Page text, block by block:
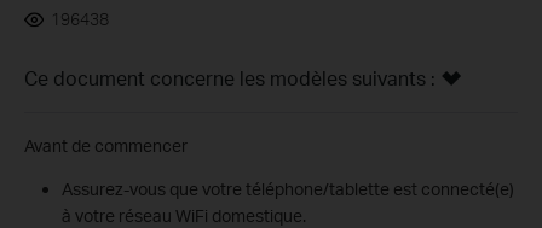
196438
Ce document concerne les modèles suivants :
Avant de commencer
Assurez-vous que votre téléphone/tablette est connecté(e)
à votre réseau WiFi domestique.